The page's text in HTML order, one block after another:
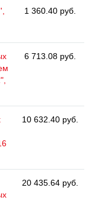
1 360.40 руб.
6 713.08 руб.
10 632.40 руб.
20 435.64 руб.